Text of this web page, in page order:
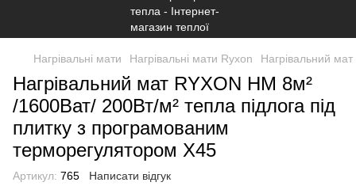
Нагрівальні мати Нагрівальні мати Ryxon Нагрівальний
Нагрівальний мат RYXON HM 8м²
/1600Ват/ 200Вт/м² тепла підлога під
плитку з програмованим
терморегулятором Х45
Артикул: 765 Написати відгук